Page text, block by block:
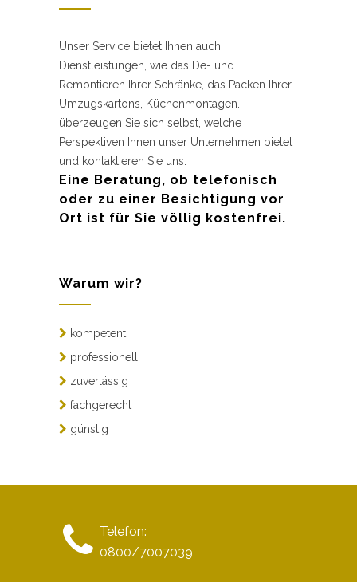
Unser Service bietet Ihnen auch
Dienstleistungen, wie das De- und
Remontieren Ihrer Schränke, das Packen Ihrer
Umzugskartons, Küchenmontagen.
überzeugen Sie sich selbst, welche
Perspektiven Ihnen unser Unternehmen bietet
und kontaktieren Sie uns.
Eine Beratung, ob telefonisch
oder zu einer Besichtigung vor
Ort ist für Sie völlig kostenfrei.
Warum wir?
kompetent
professionell
zuverlässig
fachgerecht
günstig
Telefon:
0800/7007039